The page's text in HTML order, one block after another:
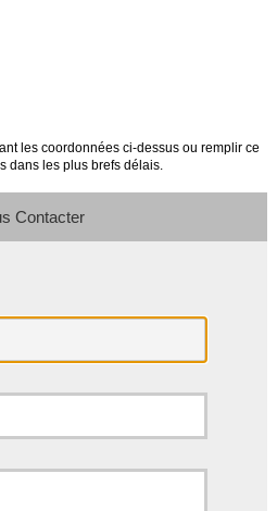
les coordonnées ci-dessus ou remplir ce
dans les plus brefs délais.
Contacter